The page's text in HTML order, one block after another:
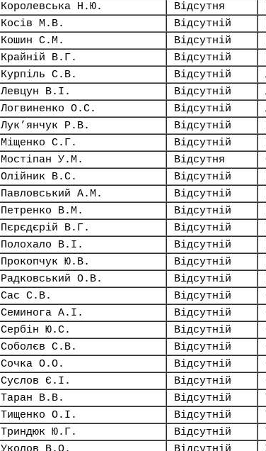
Королевська Н.Ю.
Відсутня
Косів М.В.
Відсутній
Кошин С.М.
Відсутній
Крайній В.Г.
Відсутній
Курпіль С.В.
Відсутній
Левцун В.І.
Відсутній
Логвиненко О.С.
Відсутній
Лук’янчук Р.В.
Відсутній
Міщенко С.Г.
Відсутній
Мостіпан У.М.
Відсутня
Олійник В.С.
Відсутній
Павловський А.М.
Відсутній
Петренко В.М.
Відсутній
Пєрєдєрій В.Г.
Відсутній
Полохало В.І.
Відсутній
Прокопчук Ю.В.
Відсутній
Радковський О.В.
Відсутній
Сас С.В.
Відсутній
Семинога А.І.
Відсутній
Сербін Ю.С.
Відсутній
Соболєв С.В.
Відсутній
Сочка О.О.
Відсутній
Суслов Є.І.
Відсутній
Таран В.В.
Відсутній
Тищенко О.І.
Відсутній
Триндюк Ю.Г.
Відсутній